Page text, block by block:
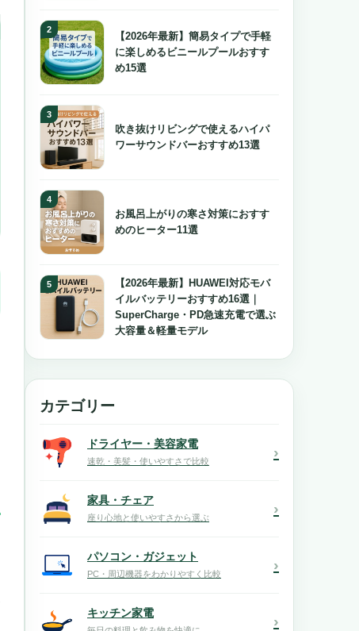
【2026年最新】簡易タイプで手軽
に楽しめるビニールプールおすす
め15選
吹き抜けリビングで使えるハイパ
ワーサウンドバーおすすめ13選
お風呂上がりの寒さ対策におすす
めのヒーター11選
【2026年最新】HUAWEI対応モバ
イルバッテリーおすすめ16選｜
SuperCharge・PD急速充電で選ぶ
大容量＆軽量モデル
カテゴリー
ドライヤー・美容家電
速乾・美髪・使いやすさで比較 ›
家具・チェア
座り心地と使いやすさから選ぶ ›
パソコン・ガジェット
PC・周辺機器をわかりやすく比較 ›
キッチン家電
›